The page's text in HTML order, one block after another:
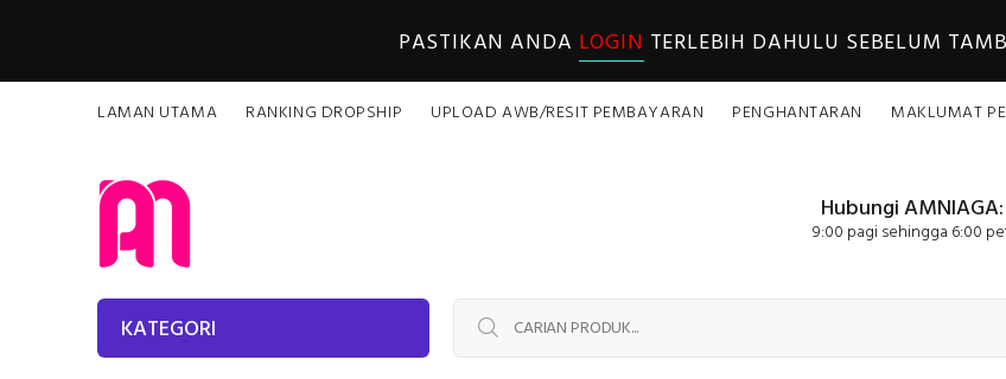
PASTIKAN ANDA LOGIN TERLEBIH DAHULU SEBELUM
LAMAN UTAMA RANKING DROPSHIP UPLOAD AWB/RESIT PEMBAYARAN PENGHANTARAN MAKLUMAT
Hubungi
9:00 pagi sehingga 6:00
KATEGORI